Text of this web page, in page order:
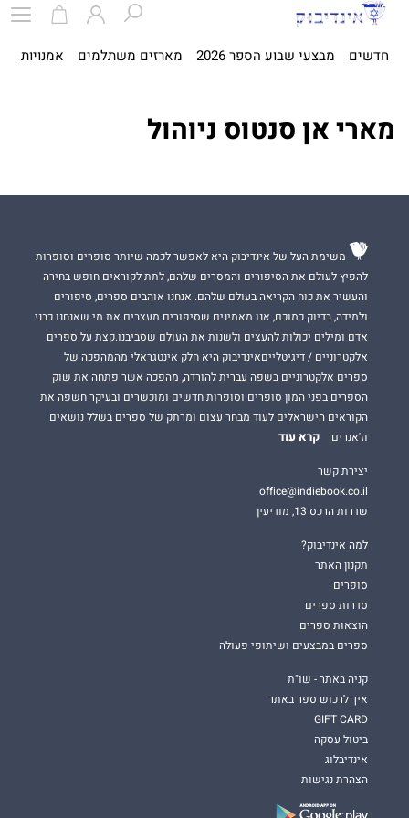
חדשים מבצעי שבוע הספר 2026 מארזים משתלמים אמנויות
מארי אן סנטוס ניוהול
משימת העל של אינדיבוק היא לאפשר לכמה שיותר סופרים וסופרות
להפיץ לעולם את הסיפורים והמסרים שלהם, לתת לקוראים חופש בחירה
והעשיר את כוח הקריאה בעולם שלהם. אנחנו אוהבים ספרים, סיפורים
ולמידה, בדיוק כמוכם, אנו מאמינים שסיפורים מעצבים את מי שאנחנו כבני
אדם ומילים יכולות להעצים ולשנות את העולם שסביבנו.קצת על ספרים
אלקטרוניים / דיגיטלייםאינדיבוק היא חלק אינטגראלי מהמהפכה של
ספרים אלקטרוניים בשפה עברית להורדה, מהפכה אשר פתחה את שוק
הספרים בפני המון סופרים וסופרות חדשים ומוכשרים ובעיקר חשפה את
הקוראים הישראלים לעוד מבחר עצום ומרתק של ספרים בשלל נושאים
וז'אנרים.
קרא עוד
יצירת קשר
office@indiebook.co.il
שדרות הרכס 13, מודיעין
למה אינדיבוק?
תקנון האתר
סופרים
סדרות ספרים
הוצאות ספרים
ספרים במבצעים ושיתופי פעולה
קניה באתר - שו"ת
איך לרכוש ספר באתר
GIFT CARD
ביטול עסקה
אינדיבלוג
הצהרת נגישות